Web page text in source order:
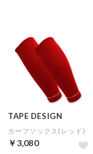
TAPE DESIGN
カーフソックス(レッド)
￥3,080